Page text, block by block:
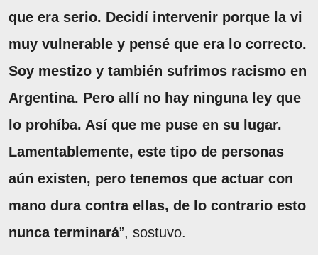
que era serio. Decidí intervenir porque la vi
muy vulnerable y pensé que era lo correcto.
Soy mestizo y también sufrimos racismo en
Argentina. Pero allí no hay ninguna ley que
lo prohíba. Así que me puse en su lugar.
Lamentablemente, este tipo de personas
aún existen, pero tenemos que actuar con
mano dura contra ellas, de lo contrario esto
nunca terminará”, sostuvo.